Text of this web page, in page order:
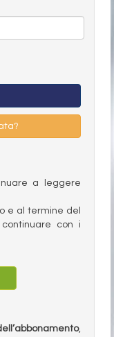
a leggere
e al termine del
con i
,